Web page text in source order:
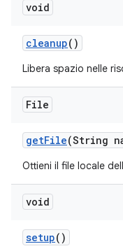
void
cleanup()
Libera spazio nelle
File
getFile(String
Ottieni il file locale
void
setup()